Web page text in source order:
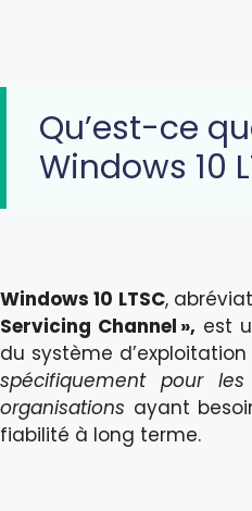
Qu’est-ce
Windows 10
Windows 10 LTSC,
Servicing Channel », est
du système
spécifiquement pour
organisations ayant
fiabilité à long terme.